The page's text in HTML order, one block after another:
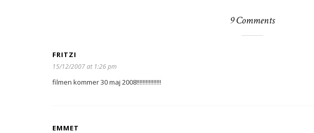
9 Comments
FRITZI
15/12/2007 at 1:26 pm
filmen kommer 30 maj 2008!!!!!!!!!!!!!!!!
EMMET